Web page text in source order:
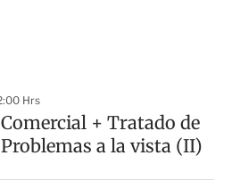
Hrs
+ Tratado de
a la vista (II)